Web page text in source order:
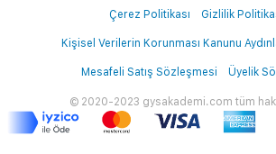
© 2020-2023 gysakademi.com tüm
Çerez Politikası Gizlilik
Kişisel Verilerin Korunması Kanunu
Mesafeli Satış Sözleşmesi Üyelik